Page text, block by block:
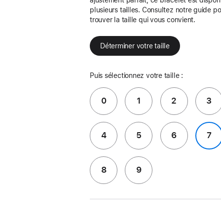
plusieurs tailles. Consultez notre guide
trouver la taille qui vous convient.
Déterminer votre taille
Puis sélectionnez votre taille :
0 1 2 3
4 5 6 7
8 9